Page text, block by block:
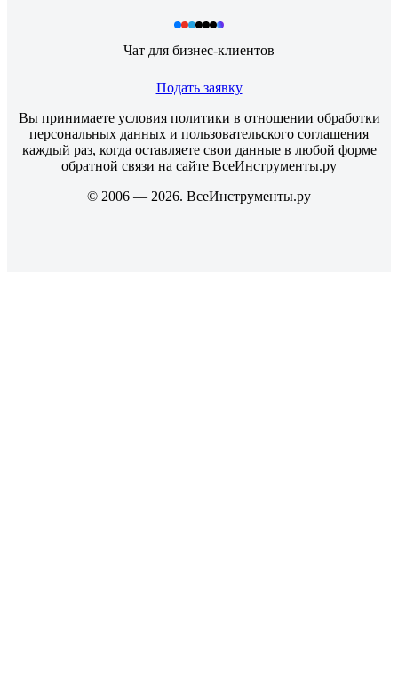
Чат для бизнес-клиентов
Подать заявку
Вы принимаете условия политики в отношении обработки
персональных данных и пользовательского соглашения
каждый раз, когда оставляете свои данные в любой форме
обратной связи на сайте ВсеИнструменты.ру
© 2006 — 2026. ВсеИнструменты.ру